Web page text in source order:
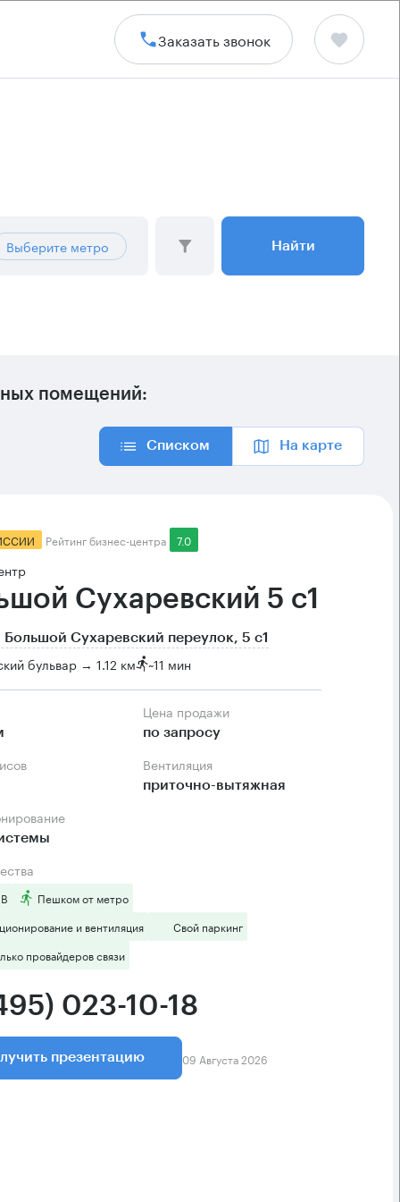
Заказать звонок
Выберите метро Найти
помещений:
Списком На карте
Рейтинг бизнес-центра 7.0
Сухаревский 5 с1
Большой Сухаревский переулок, 5 с1
бульвар → 1.12 км ~11 мин
Цена продажи
по запросу
Вентиляция
приточно-вытяжная
Пешком от метро
и вентиляция
Свой паркинг
провайдеров связи
023-10-18
презентацию 09 Августа 2026